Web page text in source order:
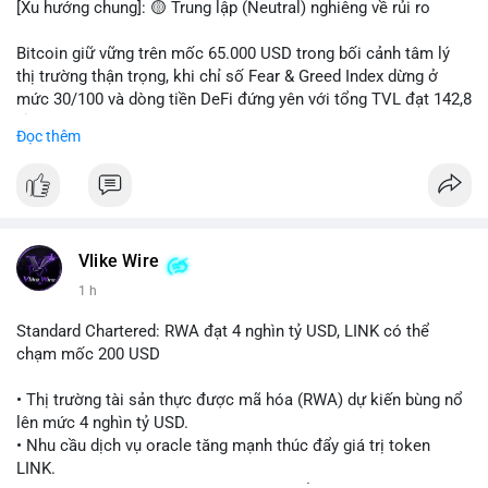
[Xu hướng chung]: 🟡 Trung lập (Neutral) nghiêng về rủi ro
Bitcoin giữ vững trên mốc 65.000 USD trong bối cảnh tâm lý
thị trường thận trọng, khi chỉ số Fear & Greed Index dừng ở
mức 30/100 và dòng tiền DeFi đứng yên với tổng TVL đạt 142,8
tăng gần 3% khi Iran-Oman hứa mở lại eo Hormuz, giảm lo ngại
lớn khác. Đáng chú ý, thanh lý Short chiếm tới 81,7% tổng 35,7
triệu USD thanh lý trong 24h, cho thấy phe bán đang yếu thế.
- DeFi & Công nghệ: Standard Chartered dự báo thị trường RWA
sẽ bùng nổ lên 4 nghìn tỷ USD, kéo theo giá trị token LINK có
hoàn tất thương vụ mua lại startup stablecoin BVNK trị giá 1,8
tỷ USD, đánh dấu bước tiến lớn trong thanh toán số.
- Quy định & Pháp lý: FCA Anh đang xây dựng khung pháp lý
Đọc thêm
Vlike Wire
1 h
Standard Chartered: RWA đạt 4 nghìn tỷ USD, LINK có thể
chạm mốc 200 USD
• Thị trường tài sản thực được mã hóa (RWA) dự kiến bùng nổ
lên mức 4 nghìn tỷ USD.
• Nhu cầu dịch vụ oracle tăng mạnh thúc đẩy giá trị token
LINK.